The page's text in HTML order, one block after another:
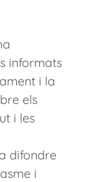
informats
i la
els
i les
difondre
i